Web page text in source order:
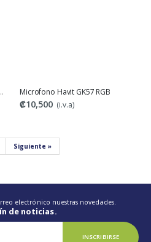
modeloGL-119 Microfono Havit GK57 RGB
₡10,500 (i.v.a)
Siguiente »
electrónico nuestras novedades.
de noticias.
INSCRIBIRSE